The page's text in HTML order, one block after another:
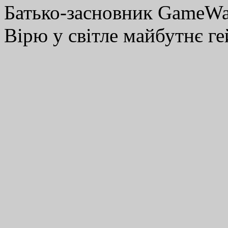
Батько-засновник
Вірю у світле майбутнє